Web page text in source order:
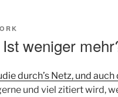
weniger
durch’s Netz, und auch
und viel zitiert wird,